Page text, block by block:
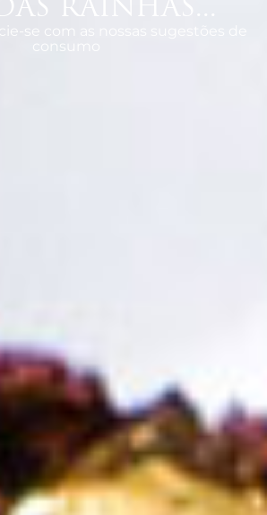
RAINHAS...
se com as nossas sugestões de
consumo